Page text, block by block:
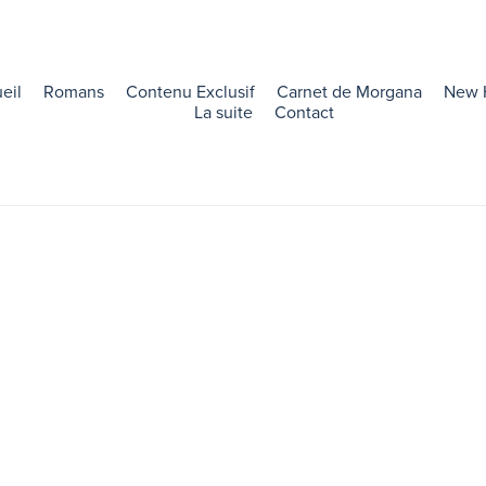
Romans Contenu Exclusif Carnet de Morgana
New
La suite
Contact